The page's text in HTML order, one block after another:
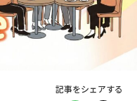
記事をシェアする